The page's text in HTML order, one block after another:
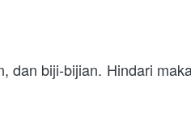
dan biji-bijian. Hindari